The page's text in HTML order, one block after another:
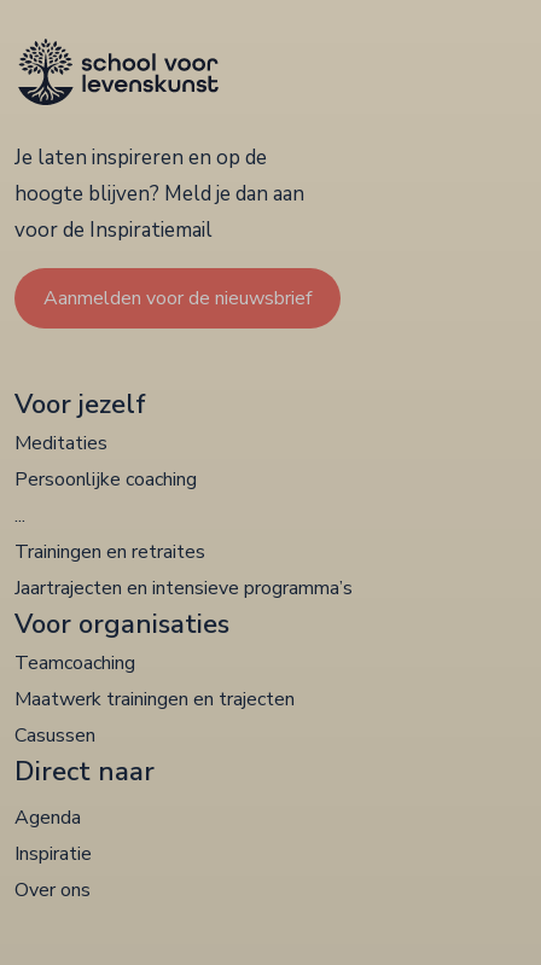
Je laten inspireren en op de
hoogte blijven? Meld je dan aan
voor de Inspiratiemail
Aanmelden voor de nieuwsbrief
Voor jezelf
Meditaties
Persoonlijke coaching
...
Trainingen en retraites
Jaartrajecten en intensieve programma’s
Voor organisaties
Teamcoaching
Maatwerk trainingen en trajecten
Casussen
Direct naar
Agenda
Inspiratie
Over ons